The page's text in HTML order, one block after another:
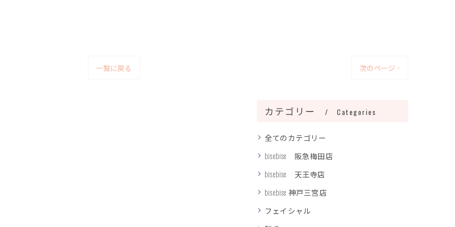
一覧に戻る 次のページ >
カテゴリー Categories
全てのカテゴリー
bisebise 阪急梅田店
bisebise 天王寺店
bisebise 神戸三宮店
フェイシャル